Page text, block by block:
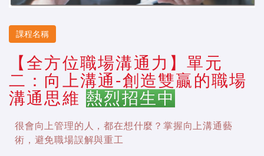
課程名稱
【全方位職場溝通力】單元
二：向上溝通-創造雙贏的職場
溝通思維 熱烈招生中
很會向上管理的人，都在想什麼？掌握向上溝通藝
術，避免職場誤解與重工